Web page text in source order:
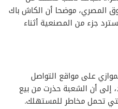
المصري، موضحا أن الكاش باك
جزء من المصنعية أثناء
على مواقع التواصل
إلى أن الشعبة حذرت من بيع
تحمل مخاطر للمستهلك.